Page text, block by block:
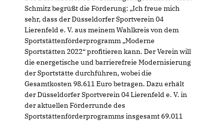
Schmitz begrüßt die Förderung: „Ich freue mich
sehr, dass der Düsseldorfer Sportverein 04
Lierenfeld e. V. aus meinem Wahlkreis von dem
Sportstättenförderprogramm „Moderne
Sportstätten 2022“ profitieren kann. Der Verein will
die energetische und barrierefreie Modernisierung
der Sportstätte durchführen, wobei die
Gesamtkosten 98.611 Euro betragen. Dazu erhält
der Düsseldorfer Sportverein 04 Lierenfeld e. V. in
der aktuellen Förderrunde des
Sportstättenförderprogramms insgesamt 69.011